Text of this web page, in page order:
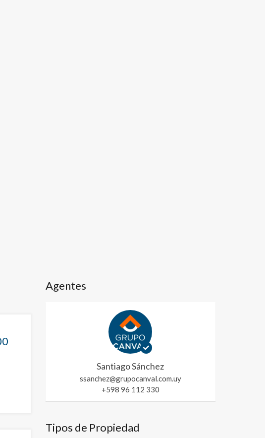
Agentes
Santiago Sánchez
ssanchez@grupocanval.com.uy
+598 96 112 330
Tipos de Propiedad